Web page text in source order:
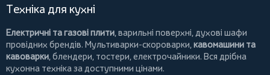
Техніка для кухні
Електричні та газові плити, варильні поверхні, духові шафи
провідних брендів. Мультиварки-скороварки,кавомашини та
кавоварки,блендери, тостери,електрочайники. Вся дрібна
кухонна техніка за доступними цінами.